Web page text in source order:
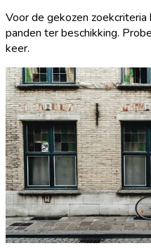
Voor de gekozen
panden ter beschikking.
keer.